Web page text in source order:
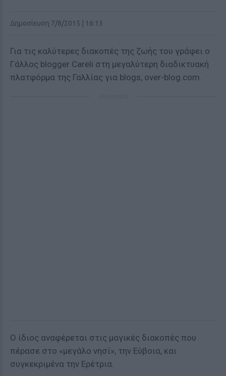
Δημοσίευση 7/8/2015 | 16:13
Για τις καλύτερες διακοπές της ζωής του γράφει ο
Γάλλος blogger Careli στη μεγαλύτερη διαδικτυακή
πλατφόρμα της Γαλλίας για blogs, over-blog.com.
Ο ίδιος αναφέρεται στις μαγικές διακοπές που
πέρασε στο «μεγάλο νησί», την Εύβοια, και
συγκεκριμένα την Ερέτρια.